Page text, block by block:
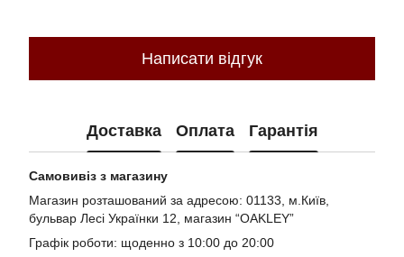
Написати відгук
Доставка Оплата Гарантія
Самовивіз з магазину
Магазин розташований за адресою: 01133, м.Київ,
бульвар Лесі Українки 12, магазин “OAKLEY”
Графік роботи: щоденно з 10:00 до 20:00